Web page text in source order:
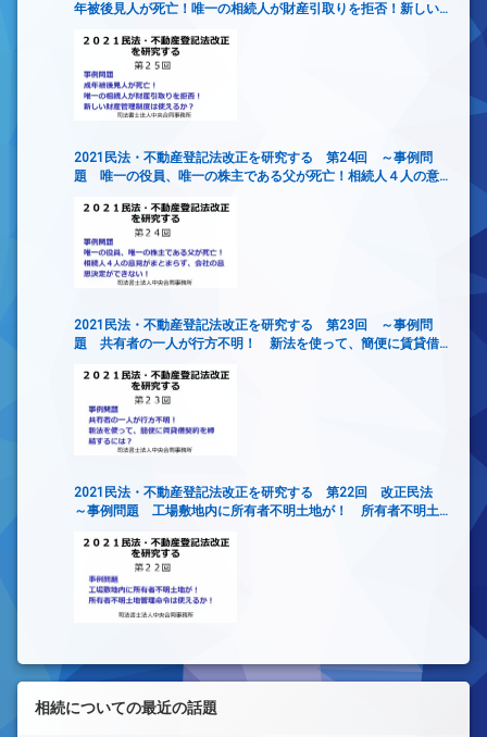
年被後見人が死亡！唯一の相続人が財産引取りを拒否！新しい
2021民法・不動産登記法改正を研究する 第24回 ～事例問
題 唯一の役員、唯一の株主である父が死亡！相続人４人の意
2021民法・不動産登記法改正を研究する 第23回 ～事例問
題 共有者の一人が行方不明！ 新法を使って、簡便に賃貸借
2021民法・不動産登記法改正を研究する 第22回 改正民法
～事例問題 工場敷地内に所有者不明土地が！ 所有者不明土
相続についての最近の話題